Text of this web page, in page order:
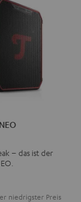
– das ist der
niedrigster Preis